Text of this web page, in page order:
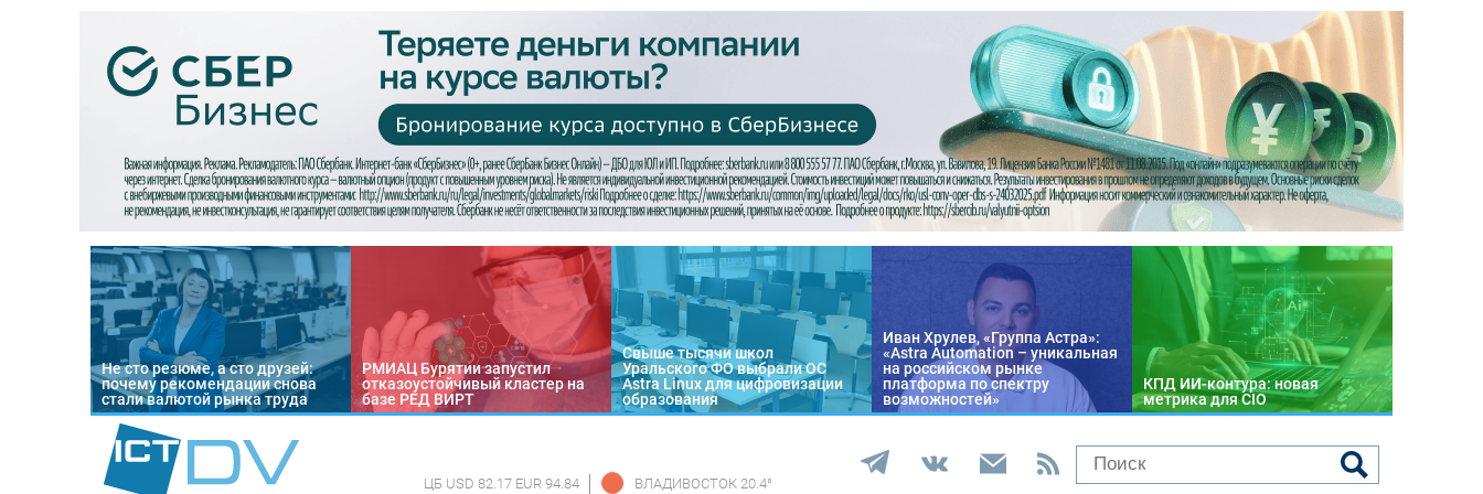
Не сто резюме, а сто друзей:
почему рекомендации снова
стали валютой рынка труда
РМИАЦ Бурятии запустил
отказоустойчивый кластер на
базе РЕД ВИРТ
Свыше тысячи школ
Уральского ФО выбрали ОС
Astra Linux для цифровизации
образования
Иван Хрулев, «Группа Астра»:
«Astra Automation – уникальная
на российском рынке
платформа по спектру
возможностей»
КПД ИИ-контура: новая
метрика для CIO
ЦБ USD 82.17 EUR 94.84 ВЛАДИВОСТОК 20.4°